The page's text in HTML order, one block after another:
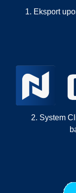
1. Eksport
2. System